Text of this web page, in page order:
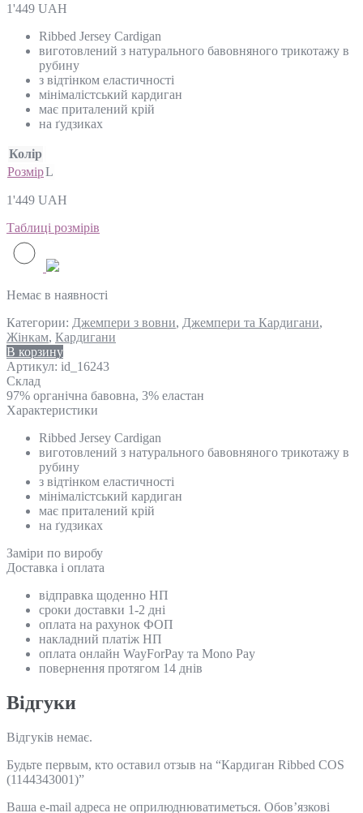
1'449 UAH
Ribbed Jersey Cardigan
виготовлений з натурального бавовняного трикотажу в
рубину
з відтінком еластичності
мінімалістський кардиган
має приталений крій
на ґудзиках
Колір
РозмірL
1'449 UAH
Таблиці розмірів
Немає в наявності
Категории: Джемпери з вовни, Джемпери та Кардигани,
Жінкам, Кардигани
В корзину
Артикул: id_16243
Склад
97% органічна бавовна, 3% еластан
Характеристики
Ribbed Jersey Cardigan
виготовлений з натурального бавовняного трикотажу в
рубину
з відтінком еластичності
мінімалістський кардиган
має приталений крій
на ґудзиках
Замiри по виробу
Доставка і оплата
відправка щоденно НП
сроки доставки 1-2 дні
оплата на рахунок ФОП
накладний платіж НП
оплата онлайн WayForPay та Mono Pay
повернення протягом 14 днів
Відгуки
Відгуків немає.
Будьте первым, кто оставил отзыв на “Кардиган Ribbed COS
(1144343001)”
Ваша e-mail адреса не оприлюднюватиметься. Обов’язкові